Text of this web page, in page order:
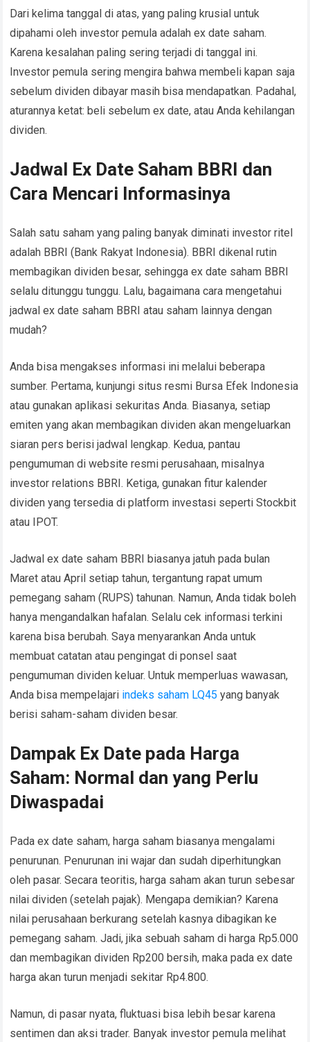
Dari kelima tanggal di atas, yang paling krusial untuk
dipahami oleh investor pemula adalah ex date saham.
Karena kesalahan paling sering terjadi di tanggal ini.
Investor pemula sering mengira bahwa membeli kapan saja
sebelum dividen dibayar masih bisa mendapatkan. Padahal,
aturannya ketat: beli sebelum ex date, atau Anda kehilangan
dividen.
Jadwal Ex Date Saham BBRI dan
Cara Mencari Informasinya
Salah satu saham yang paling banyak diminati investor ritel
adalah BBRI (Bank Rakyat Indonesia). BBRI dikenal rutin
membagikan dividen besar, sehingga ex date saham BBRI
selalu ditunggu tunggu. Lalu, bagaimana cara mengetahui
jadwal ex date saham BBRI atau saham lainnya dengan
mudah?
Anda bisa mengakses informasi ini melalui beberapa
sumber. Pertama, kunjungi situs resmi Bursa Efek Indonesia
atau gunakan aplikasi sekuritas Anda. Biasanya, setiap
emiten yang akan membagikan dividen akan mengeluarkan
siaran pers berisi jadwal lengkap. Kedua, pantau
pengumuman di website resmi perusahaan, misalnya
investor relations BBRI. Ketiga, gunakan fitur kalender
dividen yang tersedia di platform investasi seperti Stockbit
atau IPOT.
Jadwal ex date saham BBRI biasanya jatuh pada bulan
Maret atau April setiap tahun, tergantung rapat umum
pemegang saham (RUPS) tahunan. Namun, Anda tidak boleh
hanya mengandalkan hafalan. Selalu cek informasi terkini
karena bisa berubah. Saya menyarankan Anda untuk
membuat catatan atau pengingat di ponsel saat
pengumuman dividen keluar. Untuk memperluas wawasan,
Anda bisa mempelajari indeks saham LQ45 yang banyak
berisi saham-saham dividen besar.
Dampak Ex Date pada Harga
Saham: Normal dan yang Perlu
Diwaspadai
Pada ex date saham, harga saham biasanya mengalami
penurunan. Penurunan ini wajar dan sudah diperhitungkan
oleh pasar. Secara teoritis, harga saham akan turun sebesar
nilai dividen (setelah pajak). Mengapa demikian? Karena
nilai perusahaan berkurang setelah kasnya dibagikan ke
pemegang saham. Jadi, jika sebuah saham di harga Rp5.000
dan membagikan dividen Rp200 bersih, maka pada ex date
harga akan turun menjadi sekitar Rp4.800.
Namun, di pasar nyata, fluktuasi bisa lebih besar karena
sentimen dan aksi trader. Banyak investor pemula melihat